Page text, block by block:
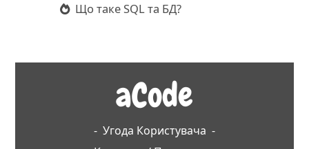
Що таке SQL та БД?
aCode
- Угода Користувача -